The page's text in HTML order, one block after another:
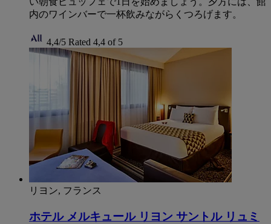
内のワインバーで一杯飲みながらくつろげます。
4,4/5 Rated 4,4 of 5
リヨン, フランス
ホテル メルキュール リヨン サントル リュミ